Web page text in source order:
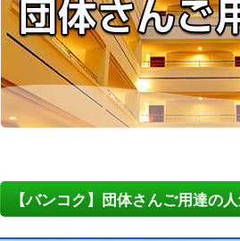
【バンコク】団体さんご用達の